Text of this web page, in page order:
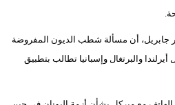
جابريل، أن مسألة شطب الديون المفروضة
والبرتغال وإسبانيا تطالب بتطبيق